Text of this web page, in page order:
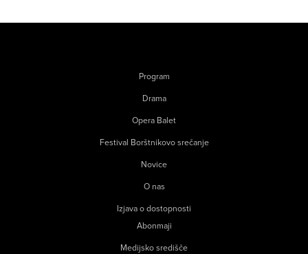
Program
Drama
Opera Balet
Festival Borštnikovo srečanje
Novice
O nas
Izjava o dostopnosti
Abonmaji
Medijsko središče